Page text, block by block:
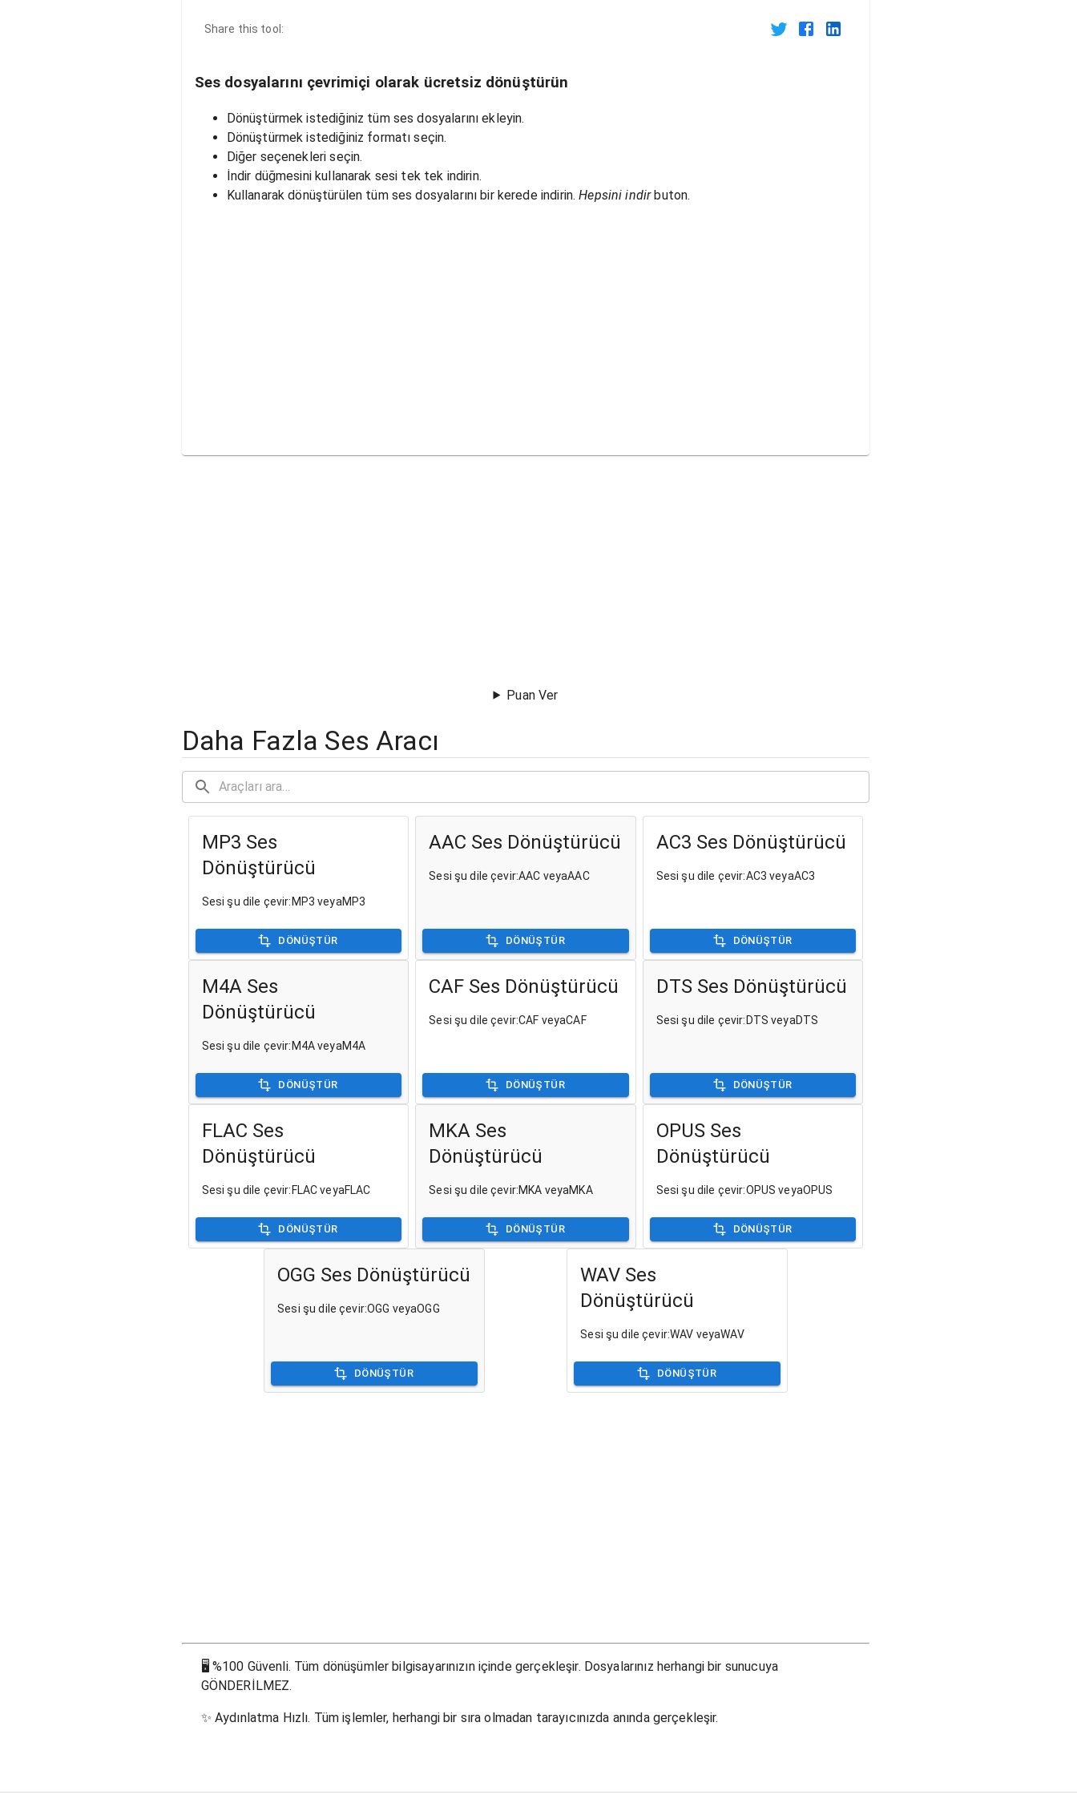
Share this tool:
Ses dosyalarını çevrimiçi olarak ücretsiz dönüştürün
Dönüştürmek istediğiniz tüm ses dosyalarını ekleyin.
Dönüştürmek istediğiniz formatı seçin.
Diğer seçenekleri seçin.
İndir düğmesini kullanarak sesi tek tek indirin.
Kullanarak dönüştürülen tüm ses dosyalarını bir kerede indirin. Hepsini indirbuton.
Puan Ver
Daha Fazla Ses Aracı
MP3 Ses
Dönüştürücü
Sesi şu dile çevir:MP3 veyaMP3
DÖNÜŞTÜR
AAC Ses Dönüştürücü
Sesi şu dile çevir:AAC veyaAAC
DÖNÜŞTÜR
AC3 Ses Dönüştürücü
Sesi şu dile çevir:AC3 veyaAC3
DÖNÜŞTÜR
M4A Ses
Dönüştürücü
Sesi şu dile çevir:M4A veyaM4A
DÖNÜŞTÜR
CAF Ses Dönüştürücü
Sesi şu dile çevir:CAF veyaCAF
DÖNÜŞTÜR
DTS Ses Dönüştürücü
Sesi şu dile çevir:DTS veyaDTS
DÖNÜŞTÜR
FLAC Ses
Dönüştürücü
Sesi şu dile çevir:FLAC veyaFLAC
DÖNÜŞTÜR
MKA Ses
Dönüştürücü
Sesi şu dile çevir:MKA veyaMKA
DÖNÜŞTÜR
OPUS Ses
Dönüştürücü
Sesi şu dile çevir:OPUS veyaOPUS
DÖNÜŞTÜR
OGG Ses Dönüştürücü
Sesi şu dile çevir:OGG veyaOGG
DÖNÜŞTÜR
WAV Ses
Dönüştürücü
Sesi şu dile çevir:WAV veyaWAV
DÖNÜŞTÜR
🖥 %100 Güvenli. Tüm dönüşümler bilgisayarınızın içinde gerçekleşir. Dosyalarınız herhangi bir sunucuya
GÖNDERİLMEZ.
✨ Aydınlatma Hızlı. Tüm işlemler, herhangi bir sıra olmadan tarayıcınızda anında gerçekleşir.